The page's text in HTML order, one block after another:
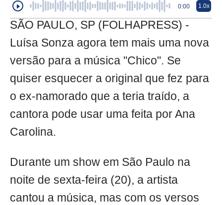
0:00 1.0x
SÃO PAULO, SP (FOLHAPRESS) -
Luísa Sonza agora tem mais uma nova
versão para a música "Chico". Se
quiser esquecer a original que fez para
o ex-namorado que a teria traído, a
cantora pode usar uma feita por Ana
Carolina.
Durante um show em São Paulo na
noite de sexta-feira (20), a artista
cantou a música, mas com os versos